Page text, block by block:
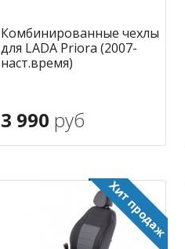
Комбинированные чехлы
для LADA Priora (2007-
наст.время)
3 990 руб